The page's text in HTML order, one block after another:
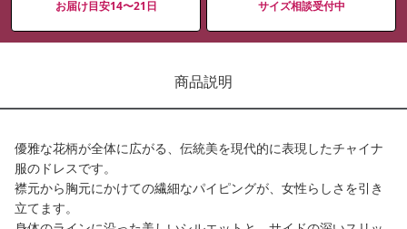
お届け目安14〜21日 サイズ相談受付中
商品説明
優雅な花柄が全体に広がる、伝統美を現代的に表現したチャイナ
服のドレスです。
襟元から胸元にかけての繊細なパイピングが、女性らしさを引き
立てます。